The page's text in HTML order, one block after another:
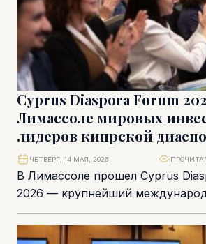
Cyprus Diaspora Forum
Лимассоле мировых
лидеров кипрской
В Лимассоле прошел Cyprus
2026 — крупнейший
посвященный инвестициям,
развитию Кипра. Мероприятие
ЧЕТВЕРГ, 14 МАЯ, 2026